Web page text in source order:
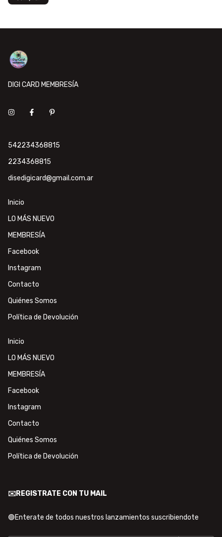
DIGI CARD MEMBRESÍA
542234368815
2234368815
disedigicard@gmail.com.ar
Inicio
LO MÁS NUEVO
MEMBRESÍA
Facebook
Instagram
Contacto
Quiénes Somos
Política de Devolución
Inicio
LO MÁS NUEVO
MEMBRESÍA
Facebook
Instagram
Contacto
Quiénes Somos
Política de Devolución
✉️REGISTRATE CON TU MAIL
🟢Enterate de todos nuestros lanzamientos suscribiendote